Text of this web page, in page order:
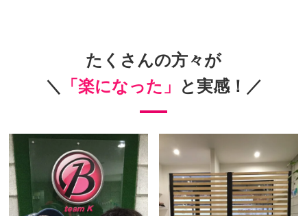
たくさんの方々が
＼
「楽になった」 と実感！／